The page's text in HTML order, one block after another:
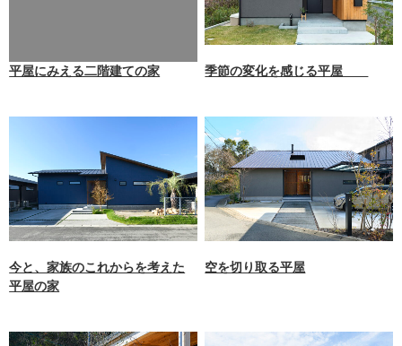
平屋にみえる二階建ての家 季節の変化を感じる平屋
今と、家族のこれからを考えた
平屋の家
空を切り取る平屋